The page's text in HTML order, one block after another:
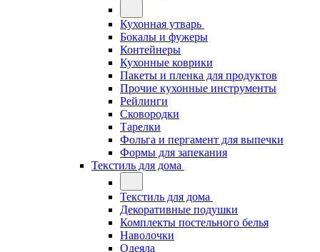
Кухонная утварь
Бокалы и фужеры
Контейнеры
Кухонные коврики
Пакеты и пленка для продуктов
Прочие кухонные инструменты
Рейлинги
Сковородки
Тарелки
Фольга и пергамент для выпечки
Формы для запекания
Текстиль для дома
Текстиль для дома
Декоративные подушки
Комплекты постельного белья
Наволочки
Одеяла